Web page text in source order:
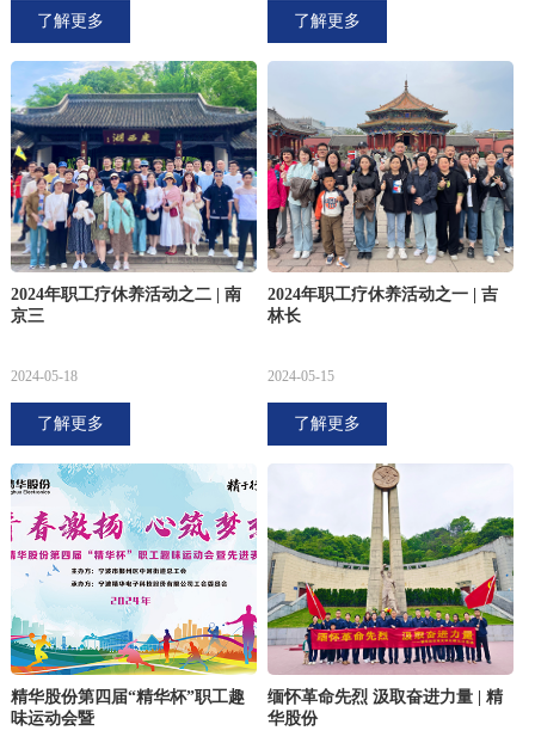
了解更多 了解更多
2024年职工疗休养活动之二 | 南
京三
2024-05-18
了解更多
2024年职工疗休养活动之一 | 吉
林长
2024-05-15
了解更多
精华股份第四届“精华杯”职工趣
味运动会暨
缅怀革命先烈 汲取奋进力量 | 精
华股份